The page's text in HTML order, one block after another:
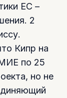
ЕС –
2
Кипр на
по 25
но не